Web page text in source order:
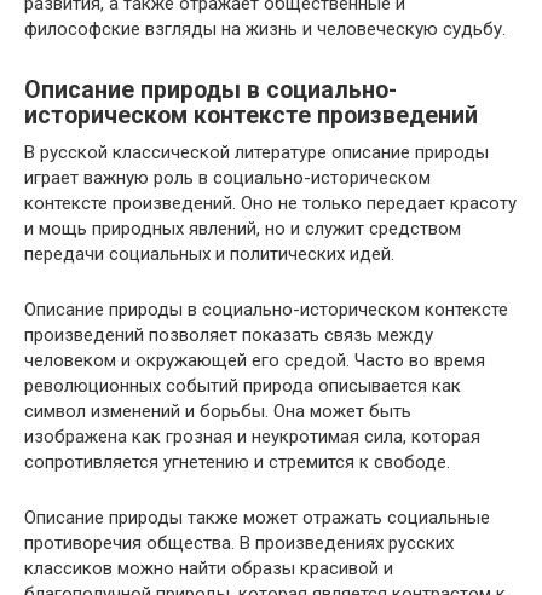
философские взгляды на жизнь и человеческую судьбу.
Описание природы в социально-
историческом контексте произведений
В русской классической литературе описание природы
играет важную роль в социально-историческом
контексте произведений. Оно не только передает красоту
и мощь природных явлений, но и служит средством
передачи социальных и политических идей.
Описание природы в социально-историческом контексте
произведений позволяет показать связь между
человеком и окружающей его средой. Часто во время
революционных событий природа описывается как
символ изменений и борьбы. Она может быть
изображена как грозная и неукротимая сила, которая
сопротивляется угнетению и стремится к свободе.
Описание природы также может отражать социальные
противоречия общества. В произведениях русских
классиков можно найти образы красивой и